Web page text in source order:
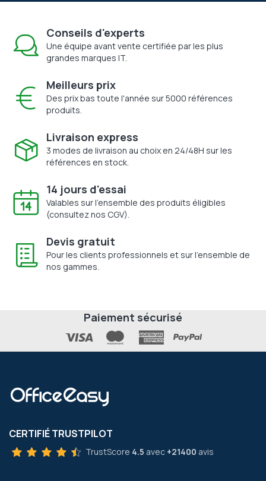
Conseils d'experts
Une équipe avant vente certifiée par les plus
grandes marques IT.
Meilleurs prix
Des prix bas toute l'année sur 5000 références
produits.
Livraison express
3 modes de livraison au choix en 24/48H sur les
références en stock.
14 jours d'essai
Valables sur l'ensemble des produits éligibles
(consultez nos CGV).
Devis gratuit
Pour les clients professionnels et sur l'ensemble de
nos gammes.
Paiement sécurisé
CERTIFIÉ TRUSTPILOT
TrustScore 4.5 avec +21400 avis